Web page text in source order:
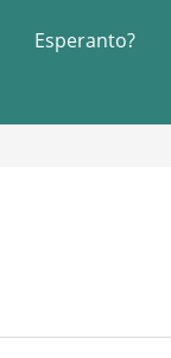
Esperanto?